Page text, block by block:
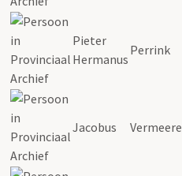
Pieter
Hermanus
Perrink
Jacobus Vermeere